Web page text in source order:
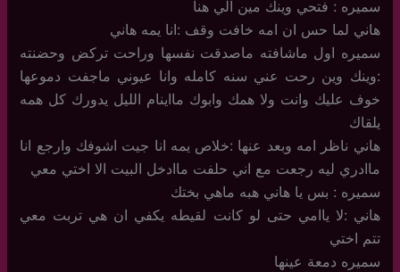
سميره : فتحي وينك مين الي هنا
هاني لما حس ان امه خافت وقف :انا يمه هاني
سميره اول ماشافته ماصدقت نفسها وراحت تركض وحضنته
:وينك وين رحت عني سنه كامله وانا عيوني ماجفت دموعها
خوف عليك وانت ولا همك وابوك مااينام الليل يدورك كل همه
يلقاك
هاني ناظر امه وبعد عنها :خلاص يمه انا جيت اشوفك وارجع انا
ماادري ليه رجعت مع اني حلفت ماادخل البيت الا اختي معي
سميره : بس يا هاني هبه ماهي بختك
هاني :لا ياامي حتى لو كانت لقيطه يكفي ان هي تربت معي
تتم اختي
سميره دمعة عينها